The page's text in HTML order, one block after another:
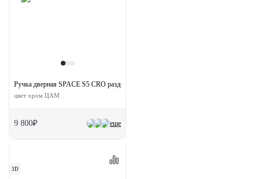
еще
Ручка дверная SPACE S5 CRO раздельная на квадратной розетке
цвет хром ЦАМ
9 800₽
3D